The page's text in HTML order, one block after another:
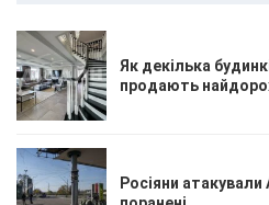
Як декілька
продають
Росіяни